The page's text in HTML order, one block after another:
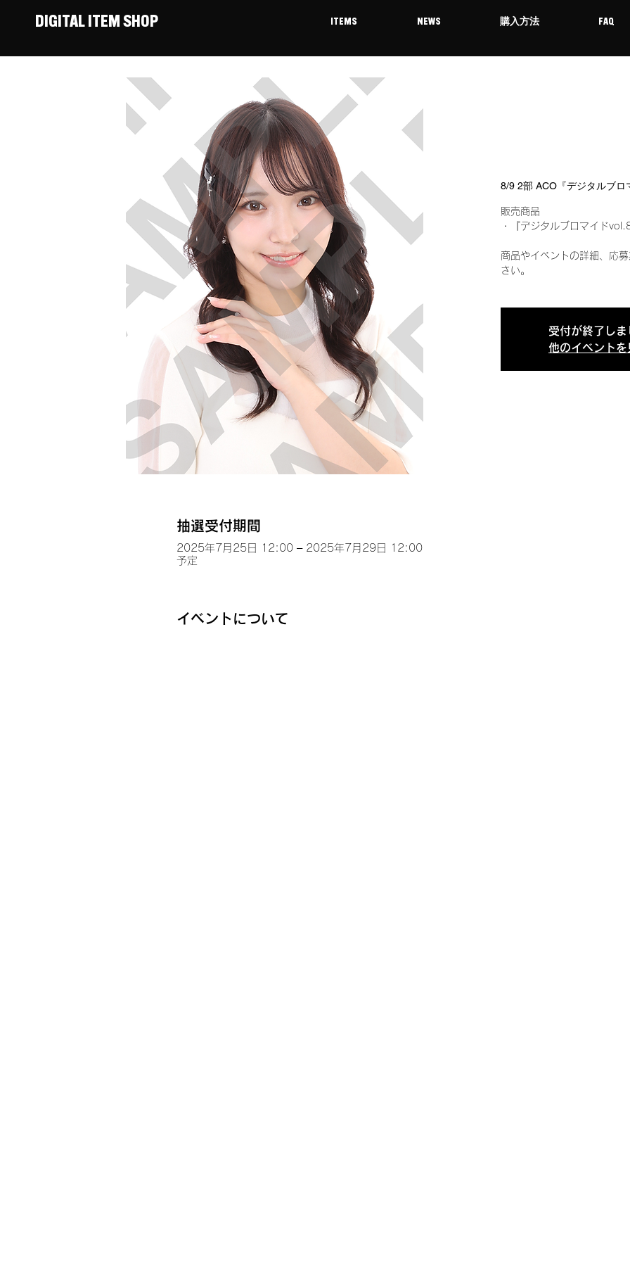
DIGITAL ITEM SHOP ITEMS NEWS 購入方法 FAQ
8/9 2部 ACO『デジタルブ
販売商品
・『デジタルブロマイド
商品やイベントの詳細、応
さい。
受付が終了しま
他のイベントを
抽選受付期間
2025年7月25日 12:00 – 2025年7月29日 12:00
予定
イベントについて